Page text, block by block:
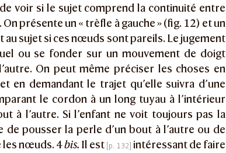
voir si le sujet comprend la continuité entre
présente un « trèfle à gauche » (fig. 12) et un
au sujet si ces nœuds sont pareils. Le jugement
ou se fonder sur un mouvement de doigt
On peut même préciser les choses en
en demandant le trajet qu’elle suivra d’une
le cordon à un long tuyau à l’intérieur
à l’autre. Si l’enfant ne voit toujours pas la
pousser la perle d’un bout à l’autre ou de
les nœuds. 4bis. Il est
intéressant de faire